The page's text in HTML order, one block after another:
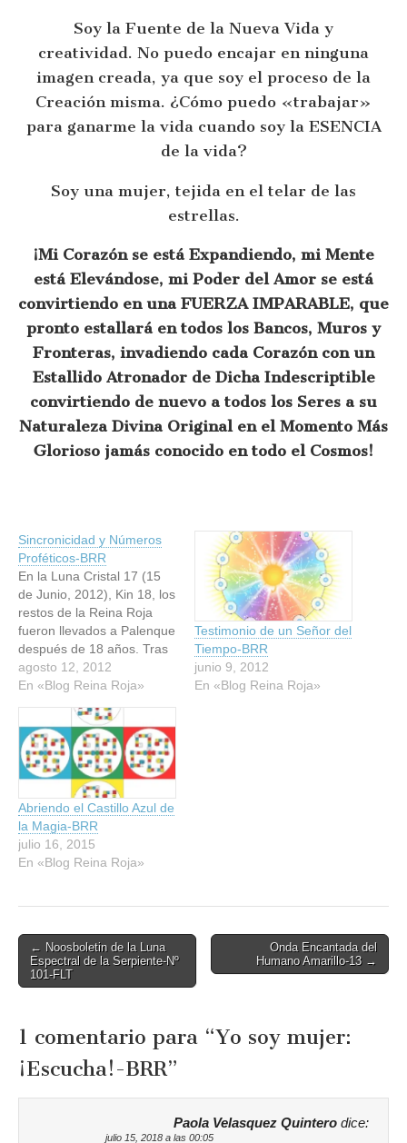
Soy la Fuente de la Nueva Vida y
creatividad. No puedo encajar en ninguna
imagen creada, ya que soy el proceso de la
Creación misma. ¿Cómo puedo «trabajar»
para ganarme la vida cuando soy la ESENCIA
de la vida?
Soy una mujer, tejida en el telar de las
estrellas.
¡Mi Corazón se está Expandiendo, mi Mente
está Elevándose, mi Poder del Amor se está
convirtiendo en una FUERZA IMPARABLE, que
pronto estallará en todos los Bancos, Muros y
Fronteras, invadiendo cada Corazón con un
Estallido Atronador de Dicha Indescriptible
convirtiendo de nuevo a todos los Seres a su
Naturaleza Divina Original en el Momento Más
Glorioso jamás conocido en todo el Cosmos!
Sincronicidad y Números
Proféticos-BRR
En la Luna Cristal 17 (15
de Junio, 2012), Kin 18, los
restos de la Reina Roja
fueron llevados a Palenque
después de 18 años. Tras
una experiencia OVNI en el
2000 en Palenque, mi vida
al misterio de la tumba de
la Reina Roja y su…
agosto 12, 2012
En «Blog Reina Roja»
Testimonio de un Señor del
Tiempo-BRR
junio 9, 2012
En «Blog Reina Roja»
Abriendo el Castillo Azul de
la Magia-BRR
julio 16, 2015
En «Blog Reina Roja»
Post
navigation
← Noosboletin de la Luna
Espectral de la Serpiente-Nº
101-FLT
Onda Encantada del
Humano Amarillo-13 →
1 comentario para “Yo soy mujer:
¡Escucha!-BRR”
Paola Velasquez Quintero dice:
julio 15, 2018 a las 00:05